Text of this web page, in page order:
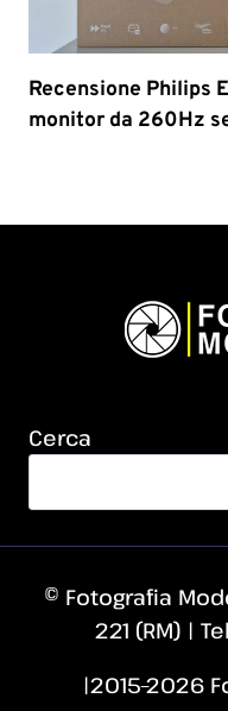
Recensione Philips
monitor da 260Hz
Cerca
© Fotografia
221 (RM) |
|2015–2026